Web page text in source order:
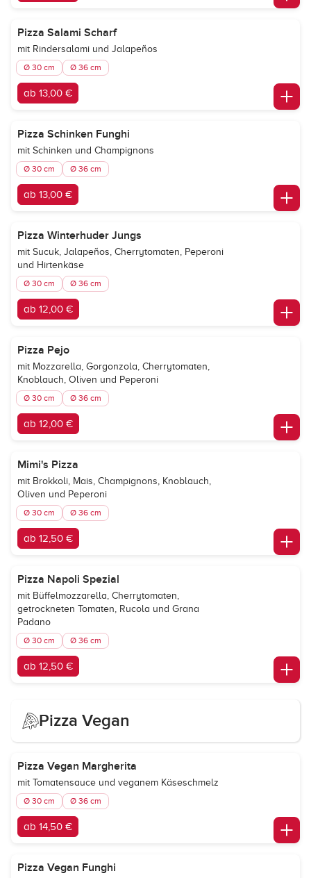
Pizza Salami Scharf
mit Rindersalami und Jalapeños
Ø 30 cm Ø 36 cm
ab 13,00 €
Pizza Schinken Funghi
mit Schinken und Champignons
Ø 30 cm Ø 36 cm
ab 13,00 €
Pizza Winterhuder Jungs
mit Sucuk, Jalapeños, Cherrytomaten, Peperoni
und Hirtenkäse
Ø 30 cm Ø 36 cm
ab 12,00 €
Pizza Pejo
mit Mozzarella, Gorgonzola, Cherrytomaten,
Knoblauch, Oliven und Peperoni
Ø 30 cm Ø 36 cm
ab 12,00 €
Mimi's Pizza
mit Brokkoli, Mais, Champignons, Knoblauch,
Oliven und Peperoni
Ø 30 cm Ø 36 cm
ab 12,50 €
Pizza Napoli Spezial
mit Büffelmozzarella, Cherrytomaten,
getrockneten Tomaten, Rucola und Grana
Padano
Ø 30 cm Ø 36 cm
ab 12,50 €
Pizza Vegan
Pizza Vegan Margherita
mit Tomatensauce und veganem Käseschmelz
Ø 30 cm Ø 36 cm
ab 14,50 €
Pizza Vegan Funghi